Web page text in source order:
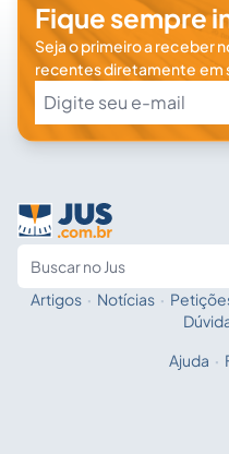
Fique sempre
Seja o primeiro a receber
recentes diretamente em
Artigos · Notícias ·
Ajuda ·